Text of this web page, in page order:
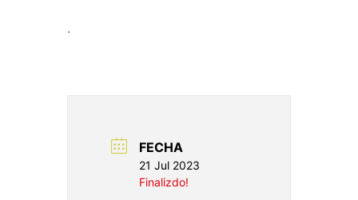
.
FECHA
21 Jul 2023
Finalizdo!